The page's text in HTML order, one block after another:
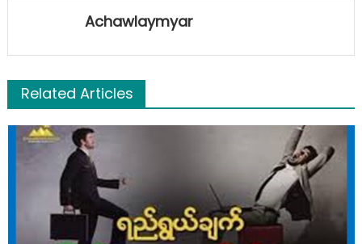
Achawlaymyar
Related Articles